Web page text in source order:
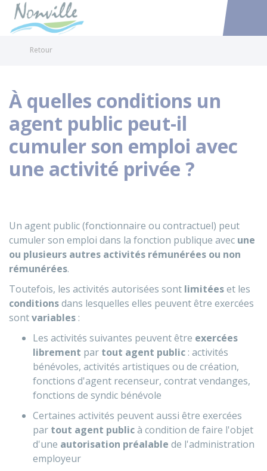
Accéder
Retour
À quelles conditions un
agent public peut-il
cumuler son emploi avec
une activité privée ?
Un agent public (fonctionnaire ou contractuel) peut
cumuler son emploi dans la fonction publique avec une
ou plusieurs autres activités rémunérées ou non
rémunérées.
Toutefois, les activités autorisées sont limitéeset les
conditionsdans lesquelles elles peuvent être exercées
sontvariables :
Les activités suivantes peuvent être exercées
librement par tout agent public : activités
bénévoles, activités artistiques ou de création,
fonctions d'agent recenseur, contrat vendanges,
fonctions de syndic bénévole
Certaines activités peuvent aussi être exercées
par tout agent publicà condition de faire l'objet
d'une autorisation préalable de l'administration
employeur